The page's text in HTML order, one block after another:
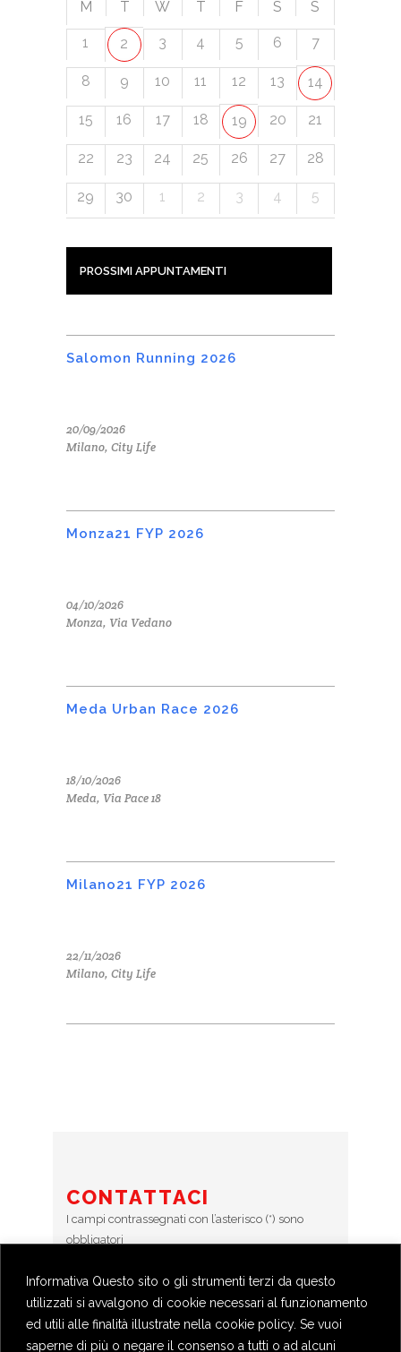
Informativa Questo sito o gli strumenti terzi da questo
utilizzati si avvalgono di cookie necessari al funzionamento
ed utili alle finalità illustrate nella cookie policy. Se vuoi
saperne di più o negare il consenso a tutti o ad alcuni
M T W T F S S
1 2 3 4 5 6 7
8 9 10 11 12 13 14
15 16 17 18 19 20 21
22 23 24 25 26 27 28
29 30 1 2 3 4 5
PROSSIMI APPUNTAMENTI
Salomon Running 2026
20/09/2026
Milano, City Life
Monza21 FYP 2026
04/10/2026
Monza, Via Vedano
Meda Urban Race 2026
18/10/2026
Meda, Via Pace 18
Milano21 FYP 2026
22/11/2026
Milano, City Life
CONTATTACI
I campi contrassegnati con l’asterisco (*) sono
obbligatori
Error:Contact form not found.